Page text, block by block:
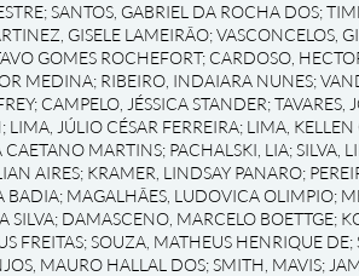
;SANTOS, GABRIEL DA ROCHA DOS;
GISELE LAMEIRÃO;VASCONCELOS,
GOMES ROCHEFORT; CARDOSO,
MEDINA; RIBEIRO, INDAIARA NUNES;
; CAMPELO, JÉSSICA STANDER;TAVARES,
; LIMA, JÚLIO CÉSAR FERREIRA; LIMA,
CAETANO MARTINS; PACHALSKI, LIA;SILVA,
AIRES; KRAMER, LINDSAY PANARO;
BADIA; MAGALHÃES, LUDOVICA OLIMPIO;
SILVA; DAMASCENO, MARCELO BOETTGE;
FREITAS;SOUZA, MATHEUS HENRIQUE DE;
MAURO HALLAL DOS;SMITH, MAVIS;